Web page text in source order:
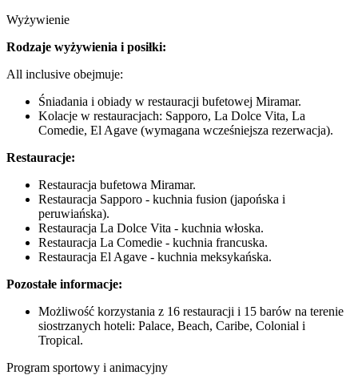
Wyżywienie
Rodzaje wyżywienia i posiłki:
All inclusive obejmuje:
Śniadania i obiady w restauracji bufetowej Miramar.
Kolacje w restauracjach: Sapporo, La Dolce Vita, La
Comedie, El Agave (wymagana wcześniejsza rezerwacja).
Restauracje:
Restauracja bufetowa Miramar.
Restauracja Sapporo - kuchnia fusion (japońska i
peruwiańska).
Restauracja La Dolce Vita - kuchnia włoska.
Restauracja La Comedie - kuchnia francuska.
Restauracja El Agave - kuchnia meksykańska.
Pozostałe informacje:
Możliwość korzystania z 16 restauracji i 15 barów na terenie
siostrzanych hoteli: Palace, Beach, Caribe, Colonial i
Tropical.
Program sportowy i animacyjny